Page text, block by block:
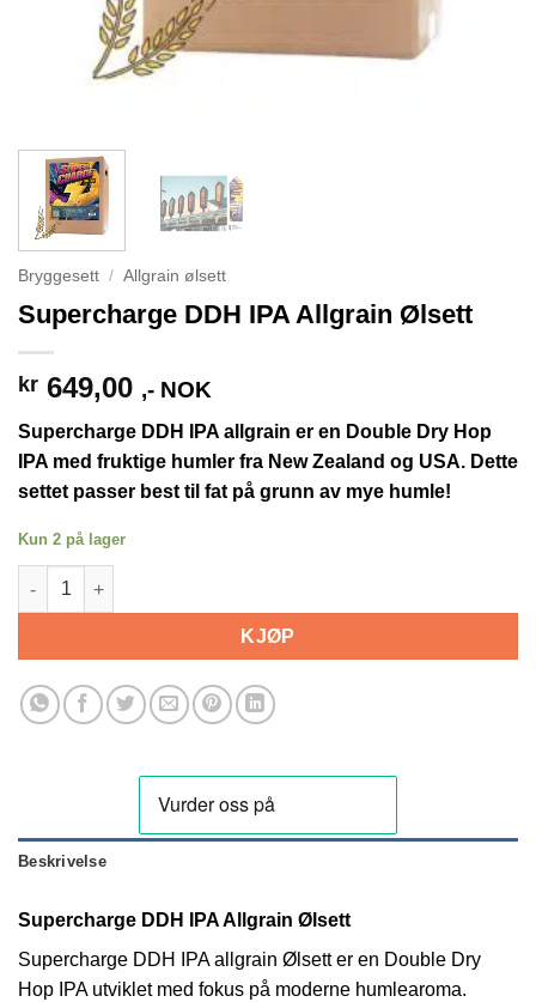
Bryggesett / Allgrain ølsett
Supercharge DDH IPA Allgrain Ølsett
kr 649,00 ,- NOK
Supercharge DDH IPA allgrain er en Double Dry Hop
IPA med fruktige humler fra New Zealand og USA. Dette
settet passer best til fat på grunn av mye humle!
Kun 2 på lager
Supercharge DDH IPA Allgrain Ølsett antall
KJØP
Beskrivelse
Supercharge DDH IPA Allgrain Ølsett
Supercharge DDH IPA allgrain Ølsett er en Double Dry
Hop IPA utviklet med fokus på moderne humlearoma.